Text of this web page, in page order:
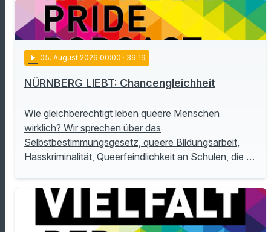
play_arrow 05. August 2026 00:00 · 39:19
NÜRNBERG LIEBT: Chancengleichheit
Wie gleichberechtigt leben queere Menschen
wirklich? Wir sprechen über das
Selbstbestimmungsgesetz, queere Bildungsarbeit,
Hasskriminalität, Queerfeindlichkeit an Schulen, die …